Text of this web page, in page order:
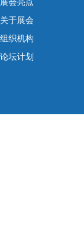
关于展会
组织机构
论坛计划